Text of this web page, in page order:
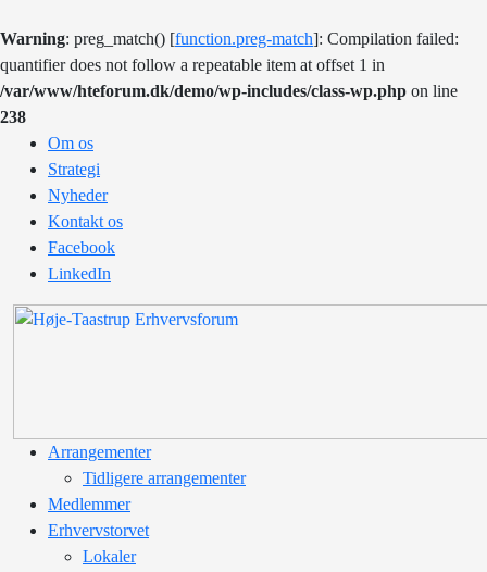
Warning: preg_match() [function.preg-match]: Compilation failed:
quantifier does not follow a repeatable item at offset 1 in
/var/www/hteforum.dk/demo/wp-includes/class-wp.php on line
238
Om os
Strategi
Nyheder
Kontakt os
Facebook
LinkedIn
Arrangementer
Tidligere arrangementer
Medlemmer
Erhvervstorvet
Lokaler